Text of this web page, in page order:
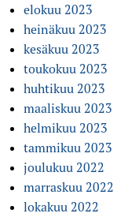
elokuu 2023
heinäkuu 2023
kesäkuu 2023
toukokuu 2023
huhtikuu 2023
maaliskuu 2023
helmikuu 2023
tammikuu 2023
joulukuu 2022
marraskuu 2022
lokakuu 2022